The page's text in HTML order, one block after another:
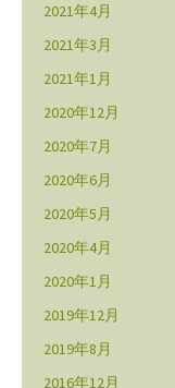
2021年4月
2021年3月
2021年1月
2020年12月
2020年7月
2020年6月
2020年5月
2020年4月
2020年1月
2019年12月
2019年8月
2016年12月